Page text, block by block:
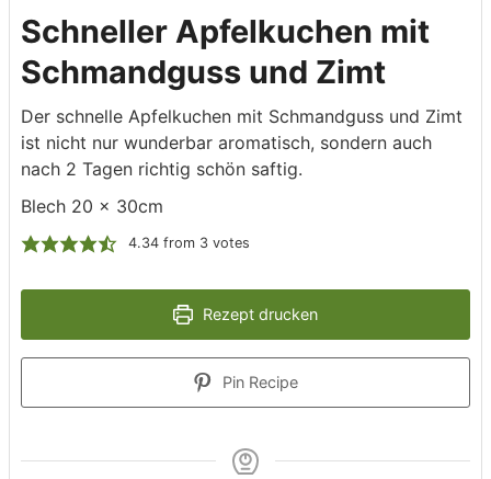
Schneller Apfelkuchen mit
Schmandguss und Zimt
Der schnelle Apfelkuchen mit Schmandguss und Zimt
ist nicht nur wunderbar aromatisch, sondern auch
nach 2 Tagen richtig schön saftig.
Blech 20 x 30cm
4.34from 3votes
Rezept drucken
Pin Recipe